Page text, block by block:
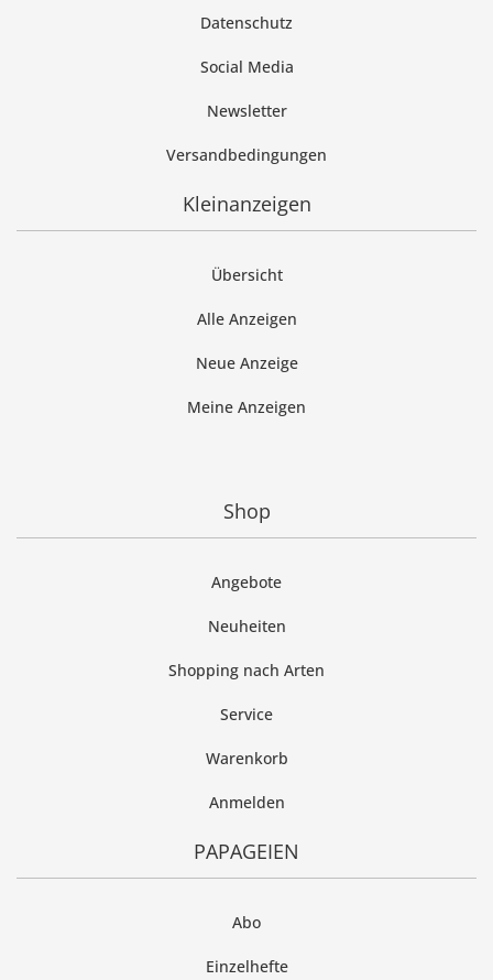
Datenschutz
Social Media
Newsletter
Versandbedingungen
Kleinanzeigen
Übersicht
Alle Anzeigen
Neue Anzeige
Meine Anzeigen
Shop
Angebote
Neuheiten
Shopping nach Arten
Service
Warenkorb
Anmelden
PAPAGEIEN
Abo
Einzelhefte